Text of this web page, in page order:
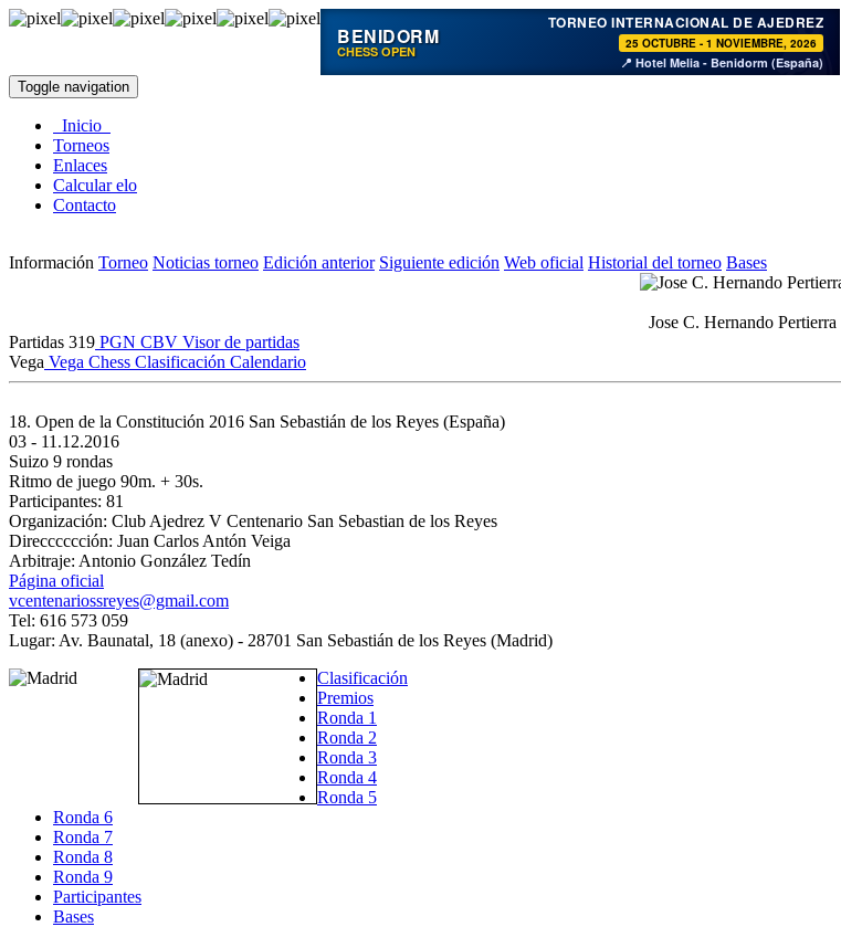
♞
BENIDORM
CHESS OPEN
TORNEO INTERNACIONAL DE AJEDREZ
25 OCTUBRE - 1 NOVIEMBRE, 2026
📍 Hotel Melia - Benidorm (España)
Toggle navigation
Inicio
Torneos
Enlaces
Calcular elo
Contacto
Información Torneo Noticias torneo Edición anterior Siguiente edición Web oficial Historial del torneo Bases
Jose C. Hernando Pertierra
Partidas 319 PGN CBV Visor de partidas
Vega Vega Chess Clasificación Calendario
18. Open de la Constitución 2016 San Sebastián de los Reyes (España)
03 - 11.12.2016
Suizo 9 rondas
Ritmo de juego 90m. + 30s.
Participantes: 81
Organización: Club Ajedrez V Centenario San Sebastian de los Reyes
Direcccccción: Juan Carlos Antón Veiga
Arbitraje: Antonio González Tedín
Página oficial
vcentenariossreyes@gmail.com
Tel: 616 573 059
Lugar: Av. Baunatal, 18 (anexo) - 28701 San Sebastián de los Reyes (Madrid)
Clasificación
Premios
Ronda 1
Ronda 2
Ronda 3
Ronda 4
Ronda 5
Ronda 6
Ronda 7
Ronda 8
Ronda 9
Participantes
Bases